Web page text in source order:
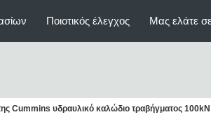
Ποιοτικός έλεγχος Μας ελάτε
Cummins υδραυλικό καλώδιο τραβήγματος